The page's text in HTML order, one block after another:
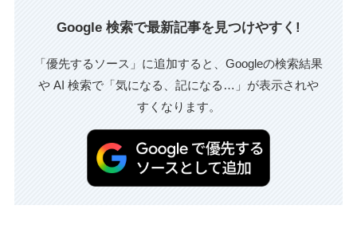
Google 検索で最新記事を見つけやすく!
「優先するソース」に追加すると、Googleの検索結果
や AI 検索で「気になる、記になる…」が表示されや
すくなります。